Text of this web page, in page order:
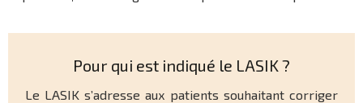
Pour qui est indiqué le LASIK ?
Le LASIK s’adresse aux patients souhaitant corriger